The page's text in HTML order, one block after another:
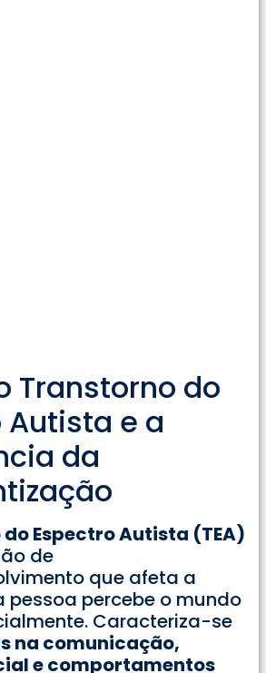
Transtorno do
Autista e a
da
Espectro Autista (TEA)
de
que afeta a
pessoa percebe o mundo
Caracteriza-se
na comunicação,
e comportamentos